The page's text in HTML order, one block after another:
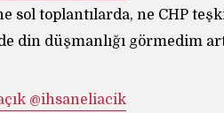
sol toplantılarda, ne CHP
din düşmanlığı görmedim
R. İhsan Eliaçık ‏@ihsaneliacik